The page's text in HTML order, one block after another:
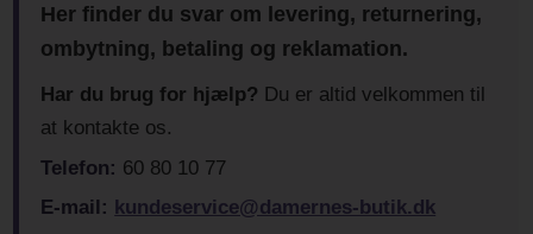
Her finder du svar om levering, returnering,
ombytning, betaling og reklamation.
Har du brug for hjælp? Du er altid velkommen til
at kontakte os.
Telefon: 60 80 10 77
E-mail: kundeservice@damernes-butik.dk